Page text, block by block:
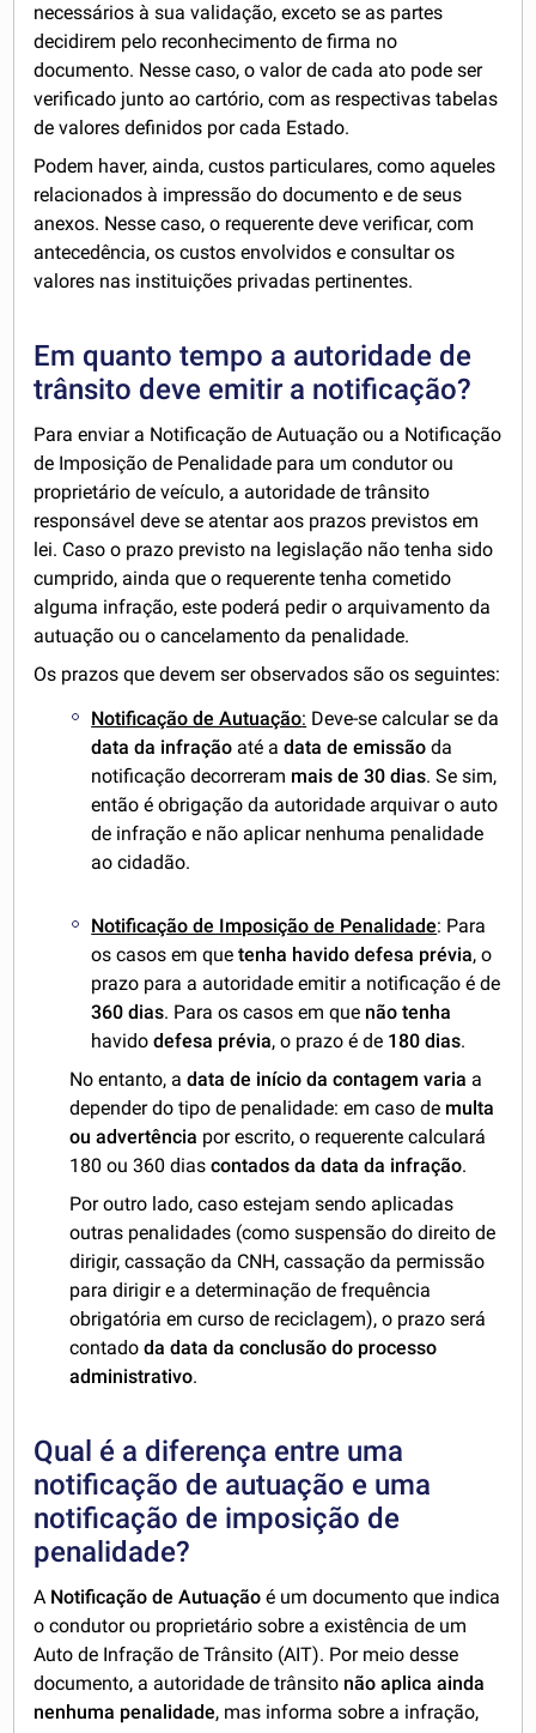
necessários à sua validação, exceto se as partes
decidirem pelo reconhecimento de firma no
documento. Nesse caso, o valor de cada ato pode ser
verificado junto ao cartório, com as respectivas tabelas
de valores definidos por cada Estado.
Podem haver, ainda, custos particulares, como aqueles
relacionados à impressão do documento e de seus
anexos. Nesse caso, o requerente deve verificar, com
antecedência, os custos envolvidos e consultar os
valores nas instituições privadas pertinentes.
Em quanto tempo a autoridade de
trânsito deve emitir a notificação?
Para enviar a Notificação de Autuação ou a Notificação
de Imposição de Penalidade para um condutor ou
proprietário de veículo, a autoridade de trânsito
responsável deve se atentar aos prazos previstos em
lei. Caso o prazo previsto na legislação não tenha sido
cumprido, ainda que o requerente tenha cometido
alguma infração, este poderá pedir o arquivamento da
autuação ou o cancelamento da penalidade.
Os prazos que devem ser observados são os seguintes:
Notificação de Autuação: Deve-se calcular se da
data da infração até adata de emissãoda
notificação decorreram mais de 30 dias. Se sim,
então é obrigação da autoridade arquivar o auto
de infração e não aplicar nenhuma penalidade
ao cidadão.
Notificação de Imposição de Penalidade: Para
os casos em quetenha havido defesa prévia, o
prazo para a autoridade emitir a notificação é de
360 dias. Para os casos em que não tenha
havidodefesa prévia, o prazo é de 180 dias.
No entanto, adata de início da contagem varia a
depender do tipo de penalidade: em caso de multa
ou advertência por escrito, o requerente calculará
180 ou 360 diascontados da data da infração.
Por outro lado, caso estejam sendo aplicadas
outras penalidades (como suspensão do direito de
dirigir, cassação da CNH, cassação da permissão
para dirigir e a determinação de frequência
obrigatória em curso de reciclagem), o prazo será
contadoda data da conclusão do processo
administrativo.
Qual é a diferença entre uma
notificação de autuação e uma
notificação de imposição de
penalidade?
A Notificação de Autuação é um documento que indica
o condutor ou proprietário sobre a existência de um
Auto de Infração de Trânsito (AIT). Por meio desse
documento, a autoridade de trânsito não aplica ainda
nenhuma penalidade, mas informa sobre a infração,